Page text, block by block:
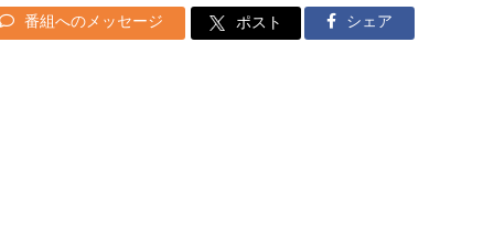
番組へのメッセージ ポスト シェア